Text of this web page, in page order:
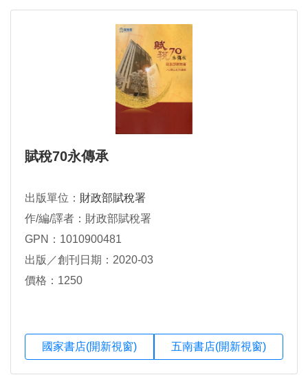
賦稅70永傳承
出版單位： 財政部賦稅署
作/編/譯者：財政部賦稅署
GPN：1010900481
出版／創刊日期：2020-03
價格：1250
國家書店(開新視窗) 五南書店(開新視窗)